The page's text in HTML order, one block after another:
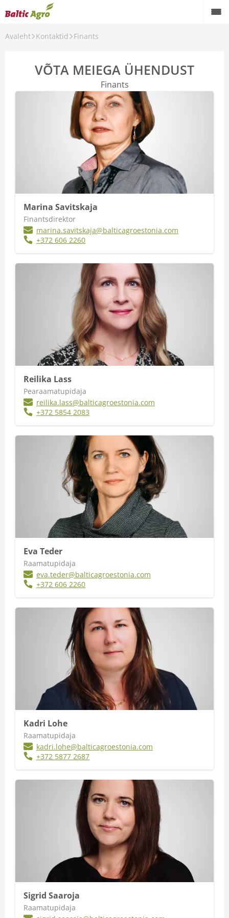
Avaleht Kontaktid Finants
VÕTA MEIEGA ÜHENDUST
Finants
Marina Savitskaja
Finantsdirektor
marina.savitskaja@balticagroestonia.com
+372 606 2260
Reilika Lass
Pearaamatupidaja
reilika.lass@balticagroestonia.com
+372 5854 2083
Eva Teder
Raamatupidaja
eva.teder@balticagroestonia.com
+372 606 2260
Kadri Lohe
Raamatupidaja
kadri.lohe@balticagroestonia.com
+372 5877 2687
Sigrid Saaroja
Raamatupidaja
Loomakasvatus
Profiaiandus
Koduaed
Masinarent
Teenused
Teraviljakäitlusseadmed
Meist
Iseteenindus